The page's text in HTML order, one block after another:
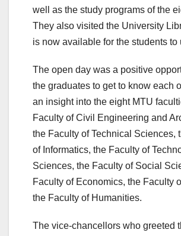
well as the study programs of the
They also visited the University
is now available for the students to
The open day was a positive
the graduates to get to know each
an insight into the eight MTU
Faculty of Civil Engineering and
the Faculty of Technical Sciences,
of Informatics, the Faculty of
Sciences, the Faculty of Social
Faculty of Economics, the Faculty
the Faculty of Humanities.
The vice-chancellors who greeted